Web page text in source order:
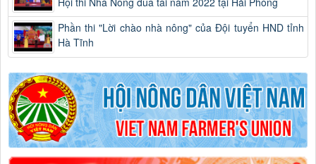
Phần thi "Lời chào nhà nông" của Đội tuyển HND tỉnh
Hà Tĩnh